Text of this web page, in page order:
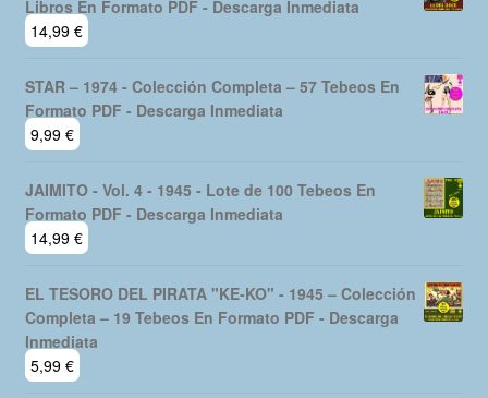
Libros En Formato PDF - Descarga Inmediata
14,99 €
STAR – 1974 - Colección Completa – 57 Tebeos En
Formato PDF - Descarga Inmediata
9,99 €
JAIMITO - Vol. 4 - 1945 - Lote de 100 Tebeos En
Formato PDF - Descarga Inmediata
14,99 €
EL TESORO DEL PIRATA "KE-KO" - 1945 – Colección
Completa – 19 Tebeos En Formato PDF - Descarga
Inmediata
5,99 €